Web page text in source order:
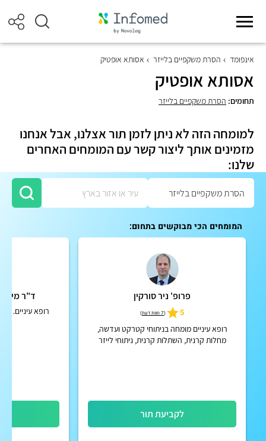
אינפומד הסרת משקפיים בלייזר אסותא אופטיק
אסותא אופטיק
תחומים: הסרת משקפיים בלייזר
למומחה הזה לא ניתן לזמן תור אצלנו, אבל אנחנו
מזמינים אותך ליצור קשר עם המומחים האחרים
שלנו:
המומחים הכי מבוקשים בתחום:
פרופ' ניר סורקין
5
(7 חוות דעת )
רופא עיניים מומחה בניתוחי קטרקט ועדשה,
מחלות קרנית, השתלות קרנית, ניתוחי לייזר
לקביעת תור
ד"ר
רופא עיניים.